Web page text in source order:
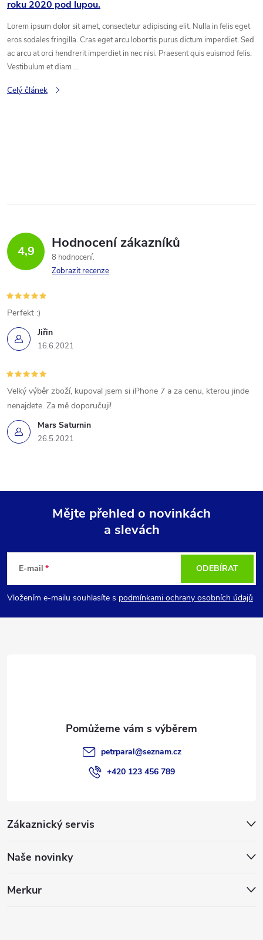
roku 2020 pod lupou.
Lorem ipsum dolor sit amet, consectetur adipiscing elit. Nulla in felis eget
eros sodales fringilla. Cras eget arcu lobortis purus dictum imperdiet. Sed
ac arcu at orci hendrerit imperdiet in nec nisi. Praesent quis euismod felis.
Vestibulum et diam ...
Celý článek
l
d
a
c
í
p
r
v
k
y
s
4,9 Hodnocení zákazníků
8 hodnocení
Zobrazit recenze
Jiřin
16.6.2021
Perfekt :)
Mars Saturnin
26.5.2021
Velký výběr zboží, kupoval jsem si iPhone 7 a za cenu, kterou jinde
nenajdete. Za mě doporučuji!
p
a
Mějte přehled o novinkách
a slevách
E-mail
Vložením e-mailu souhlasíte s podmínkami ochrany osobních údajů
ODEBÍRAT
Zákaznický servis
Naše novinky
Merkur
petrparal@seznam.cz
+420 123 456 789